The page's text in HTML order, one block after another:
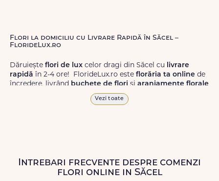
Flori la domiciliu cu Livrare Rapidă în Săcel –
FlorideLux.ro
Dăruiește flori de lux celor dragi din Săcel cu livrare
rapidă în 2-4 ore! FlorideLux.ro este florăria ta online de
încredere, livrând buchete de flori și aranjamente florale
de calitate superioară în Săcel și în toată România.
Livrăm buchete de florichiar și în weekend, pentru ca tu
să poți adresa un gest frumos atunci când ai nevoie.
Vezi toate
Intrebari frecvente despre comenzi
flori online in Săcel